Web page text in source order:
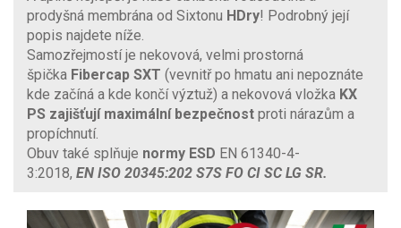
prodyšná membrána od Sixtonu HDry! Podrobný její
popis najdete níže.
Samozřejmostí je nekovová, velmi prostorná
špička Fibercap SXT (vevnitř po hmatu ani nepoznáte
kde začíná a kde končí výztuž) a nekovová vložka KX
PS zajišťují maximální bezpečnost proti nárazům a
propíchnutí.
Obuv také splňuje normy ESD EN 61340-4-
3:2018, EN ISO 20345:202 S7S FO CI SC LG SR.